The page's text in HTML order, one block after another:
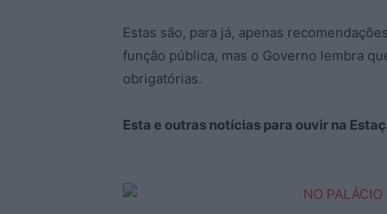
Estas são, para já, apenas
função pública, mas o Governo lembra
obrigatórias.
Esta e outras notícias para ouvir na